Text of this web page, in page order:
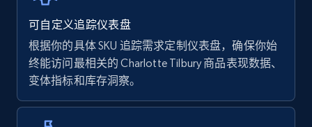
more.
5.6K+ 875+ 立即开始
可自定义追踪仪表盘
根据你的具体 SKU 追踪需求定制仪表盘，确保你始
终能访问最相关的 Charlotte Tilbury 商品表现数据、
变体指标和库存洞察。